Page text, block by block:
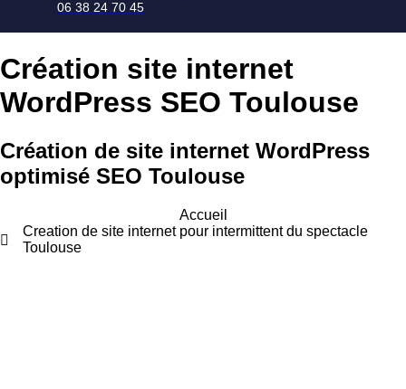
06 38 24 70 45
Création site internet
WordPress SEO Toulouse
Création de site internet WordPress
optimisé SEO Toulouse
Accueil
Creation de site internet pour intermittent du spectacle
Toulouse